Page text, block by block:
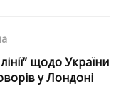
щодо України
у Лондоні